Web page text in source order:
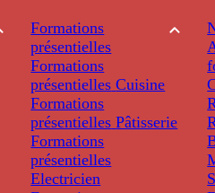
Formations
présentielles
Formations
présentielles Cuisine
Formations
présentielles Pâtisserie
Formations
présentielles
Electricien